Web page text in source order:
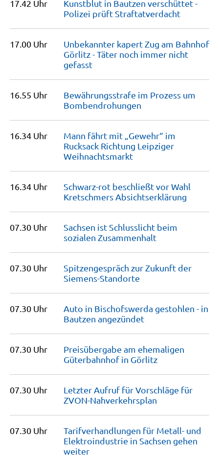
17.42 Uhr
Kunstblut in Bautzen verschüttet -
Polizei prüft Straftatverdacht
17.00 Uhr
Unbekannter kapert Zug am Bahnhof
Görlitz - Täter noch immer nicht
gefasst
16.55 Uhr
Bewährungsstrafe im Prozess um
Bombendrohungen
16.34 Uhr
Mann fährt mit „Gewehr“ im
Rucksack Richtung Leipziger
Weihnachtsmarkt
16.34 Uhr
Schwarz-rot beschließt vor Wahl
Kretschmers Absichtserklärung
07.30 Uhr
Sachsen ist Schlusslicht beim
sozialen Zusammenhalt
07.30 Uhr
Spitzengespräch zur Zukunft der
Siemens-Standorte
07.30 Uhr
Auto in Bischofswerda gestohlen - in
Bautzen angezündet
07.30 Uhr
Preisübergabe am ehemaligen
Güterbahnhof in Görlitz
07.30 Uhr
Letzter Aufruf für Vorschläge für
ZVON-Nahverkehrsplan
07.30 Uhr
Tarifverhandlungen für Metall- und
Elektroindustrie in Sachsen gehen
weiter